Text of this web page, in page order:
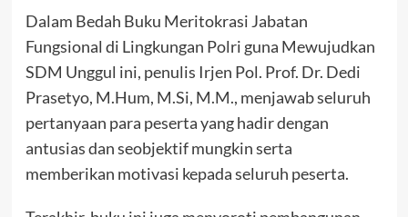
Dalam Bedah Buku Meritokrasi Jabatan
Fungsional di Lingkungan Polri guna Mewujudkan
SDM Unggul ini, penulis Irjen Pol. Prof. Dr. Dedi
Prasetyo, M.Hum, M.Si, M.M., menjawab seluruh
pertanyaan para peserta yang hadir dengan
antusias dan seobjektif mungkin serta
memberikan motivasi kepada seluruh peserta.